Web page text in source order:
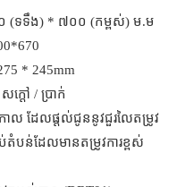
ទទឹង) * ៧០០ (កម្ពស់) ម.ម
* 245mm
ក្តៅ / ប្រាក់
ល ដែលផ្តល់ជូននូវជួរលៃតម្រូវ
ន់ដែលមានតម្រូវការខ្ពស់